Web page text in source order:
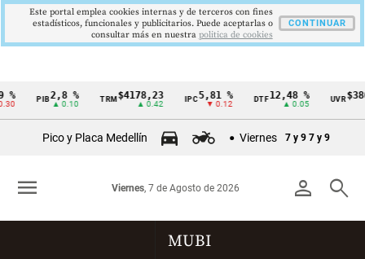
Cintillo
Colombia
% PIB2,8 %
▲ 0.10
TRM$4178,23
▲ 0.42
IPC5,81 %
▼ 0.12
DTF12,48 %
▲ 0.05
UVR
Pico y Placa Medellín Viernes 7 y 9 7 y 9
person search
Viernes, 7 de Agosto de 2026
menu
MUBI
Este portal emplea cookies internas y de terceros con fines
estadísticos, funcionales y publicitarios. Puede aceptarlas o
consultar más en nuestra politica de cookies
CONTINUAR